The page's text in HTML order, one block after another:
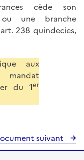
cède son
ou une branche
238 quindecies,
aux
du 1er
suivant